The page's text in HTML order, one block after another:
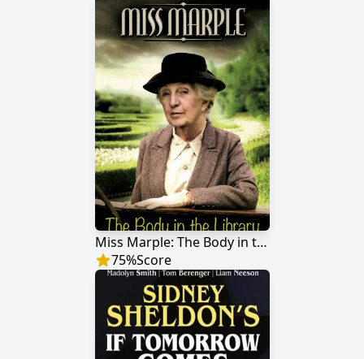
Miss Marple: The Body in the Library
75%Score